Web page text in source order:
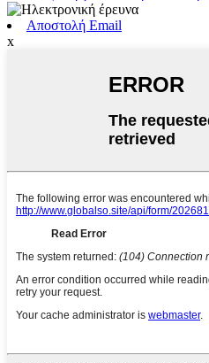
Αποστολή Email
x